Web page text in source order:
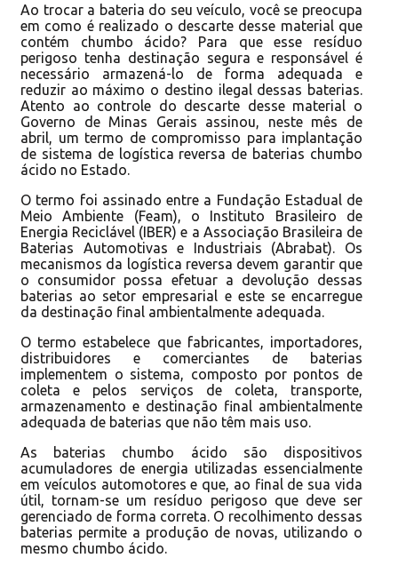
Ao trocar a bateria do seu veículo, você se preocupa
em como é realizado o descarte desse material que
contém chumbo ácido? Para que esse resíduo
perigoso tenha destinação segura e responsável é
necessário armazená-lo de forma adequada e
reduzir ao máximo o destino ilegal dessas baterias.
Atento ao controle do descarte desse material o
Governo de Minas Gerais assinou, neste mês de
abril, um termo de compromisso para implantação
de sistema de logística reversa de baterias chumbo
ácido no Estado.
O termo foi assinado entre a Fundação Estadual de
Meio Ambiente (Feam), o Instituto Brasileiro de
Energia Reciclável (IBER) e a Associação Brasileira de
Baterias Automotivas e Industriais (Abrabat). Os
mecanismos da logística reversa devem garantir que
o consumidor possa efetuar a devolução dessas
baterias ao setor empresarial e este se encarregue
da destinação final ambientalmente adequada.
O termo estabelece que fabricantes, importadores,
distribuidores e comerciantes de baterias
implementem o sistema, composto por pontos de
coleta e pelos serviços de coleta, transporte,
armazenamento e destinação final ambientalmente
adequada de baterias que não têm mais uso.
As baterias chumbo ácido são dispositivos
acumuladores de energia utilizadas essencialmente
em veículos automotores e que, ao final de sua vida
útil, tornam-se um resíduo perigoso que deve ser
gerenciado de forma correta. O recolhimento dessas
baterias permite a produção de novas, utilizando o
mesmo chumbo ácido.